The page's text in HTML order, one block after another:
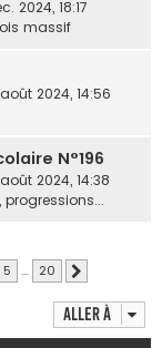
2024, 18:17
massif
2024, 14:56
N°196
2024, 14:38
5 … 20
Aller à